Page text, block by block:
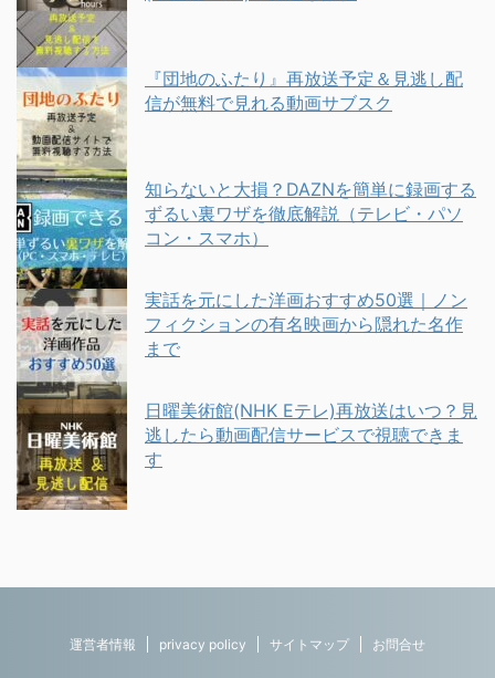
『団地のふたり』再放送予定＆見逃し配
信が無料で見れる動画サブスク
知らないと大損？DAZNを簡単に録画する
ずるい裏ワザを徹底解説（テレビ・パソ
コン・スマホ）
実話を元にした洋画おすすめ50選｜ノン
フィクションの有名映画から隠れた名作
まで
日曜美術館(NHK Eテレ)再放送はいつ？見
逃したら動画配信サービスで視聴できま
す
運営者情報 privacy policy サイトマップ お問合せ